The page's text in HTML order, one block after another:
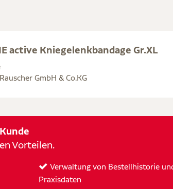
active Kniegelenkbandage Gr.XL
GmbH & Co.KG
Vorteilen.
Verwaltung von Bestellhistorie
Praxisdaten